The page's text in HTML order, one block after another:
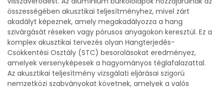
összességében akusztikai teljesítményhez, mivel zárt
akadályt képeznek, amely megakadályozza a hang
szivárgását réseken vagy pórusos anyagokon keresztül. Ez a
komplex akusztikai tervezés olyan Hangterjedés-
Csökkentési Osztály (STC) besorolásokat eredményez,
amelyek versenyképesek a hagyományos téglafalazattal.
Az akusztikai teljesítmény vizsgálati eljárásai szigorú
nemzetközi szabványokat követnek, amelyek a valós